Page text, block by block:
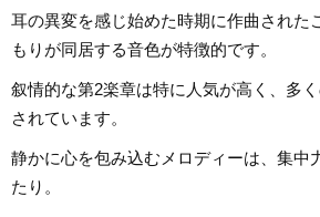
耳の異変を感じ始めた時期に作曲された
もりが同居する音色が特徴的です。
叙情的な第2楽章は特に人気が高く、多
されています。
静かに心を包み込むメロディーは、集中
たり。